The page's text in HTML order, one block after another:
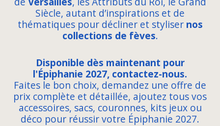
Siècle, autant d’inspirations et de
thématiques pour décliner et styliser nos
collections de fèves.
Disponible dès maintenant pour
l'Épiphanie 2027, contactez-nous.
Faites le bon choix, demandez une offre de
prix complète et détaillée, ajoutez tous vos
accessoires, sacs, couronnes, kits jeux ou
déco pour réussir votre Épiphanie 2027.